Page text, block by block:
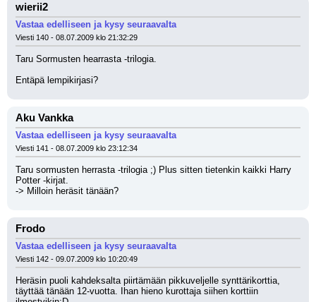
wierii2
Vastaa edelliseen ja kysy seuraavalta
Viesti 140 - 08.07.2009 klo 21:32:29
Taru Sormusten hearrasta -trilogia.
Entäpä lempikirjasi?
Aku Vankka
Vastaa edelliseen ja kysy seuraavalta
Viesti 141 - 08.07.2009 klo 23:12:34
Taru sormusten herrasta -trilogia ;) Plus sitten tietenkin kaikki Harry
Potter -kirjat.
-> Milloin heräsit tänään?
Frodo
Vastaa edelliseen ja kysy seuraavalta
Viesti 142 - 09.07.2009 klo 10:20:49
Heräsin puoli kahdeksalta piirtämään pikkuveljelle synttärikorttia,
täyttää tänään 12-vuotta. Ihan hieno kurottaja siihen korttiin